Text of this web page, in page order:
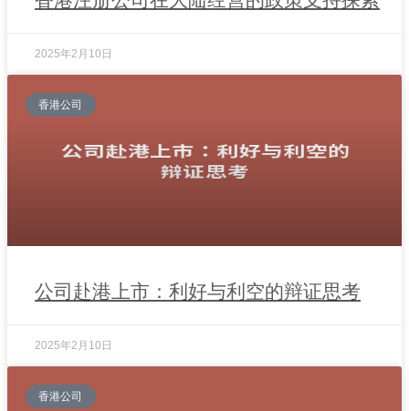
2025年2月10日
香港公司
公司赴港上市：利好与利空的辩证思考
2025年2月10日
香港公司